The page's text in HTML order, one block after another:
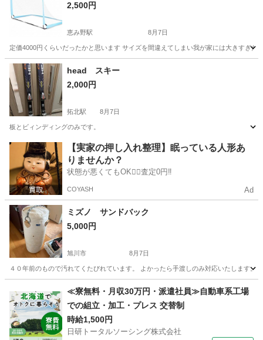
2,500円
恵み野駅 8月7日
定価4000円くらいだったかと思います サイズを間違えてしまい我が家には大きすぎ
北海道 恵庭市 恵み野駅
head スキー
2,000円
拓北駅 8月7日
板とビィンディングのみです。
北海道 札幌市 拓北駅 スキー
【実家の押し入れ整理】眠っている人形あ
りませんか？
状態が悪くてもOK🙆‍♀️査定0円‼️
COYASH Ad
ミズノ サンドバック
5,000円
旭川市 8月7日
４０年前のもので汚れてくたびれています。 よかったら手渡しのみ対応いたします。
武道、格闘技
≪寮無料・月収30万円・派遣社員≫自動車系工場
での組立・加工・プレス 交替制
時給1,500円
日研トータルソーシング株式会社